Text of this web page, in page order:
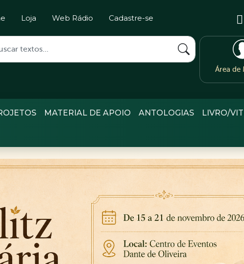
Loja Web Rádio Cadastre-se
Área de
MATERIAL DE APOIO ANTOLOGIAS LIVRO/